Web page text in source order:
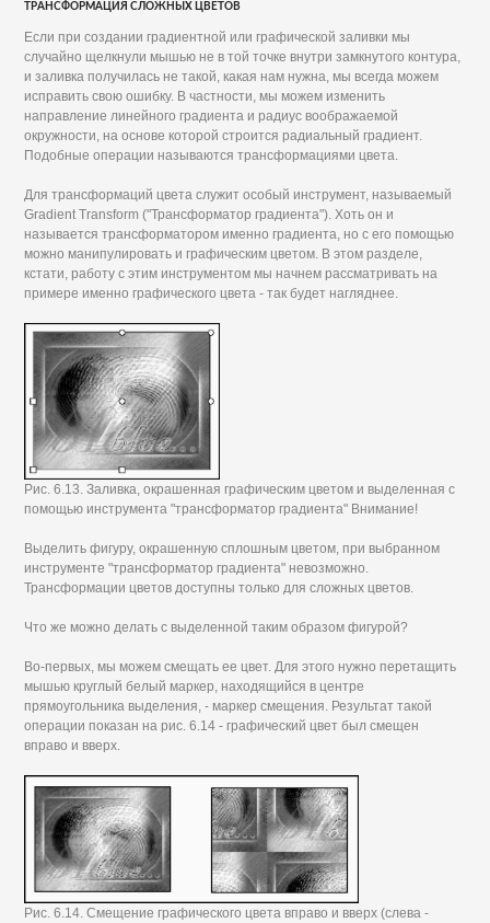
ТРАНСФОРМАЦИЯ СЛОЖНЫХ ЦВЕТОВ
Если при создании градиентной или графической заливки мы
случайно щелкнули мышью не в той точке внутри замкнутого контура,
и заливка получилась не такой, какая нам нужна, мы всегда можем
исправить свою ошибку. В частности, мы можем изменить
направление линейного градиента и радиус воображаемой
окружности, на основе которой строится радиальный градиент.
Подобные операции называются трансформациями цвета.
Для трансформаций цвета служит особый инструмент, называемый
Gradient Transform ("Трансформатор градиента"). Хоть он и
называется трансформатором именно градиента, но с его помощью
можно манипулировать и графическим цветом. В этом разделе,
кстати, работу с этим инструментом мы начнем рассматривать на
примере именно графического цвета - так будет нагляднее.
Рис. 6.13. Заливка, окрашенная графическим цветом и выделенная с
помощью инструмента "трансформатор градиента" Внимание!
Выделить фигуру, окрашенную сплошным цветом, при выбранном
инструменте "трансформатор градиента" невозможно.
Трансформации цветов доступны только для сложных цветов.
Что же можно делать с выделенной таким образом фигурой?
Во-первых, мы можем смещать ее цвет. Для этого нужно перетащить
мышью круглый белый маркер, находящийся в центре
прямоугольника выделения, - маркер смещения. Результат такой
операции показан на рис. 6.14 - графический цвет был смещен
вправо и вверх.
Рис. 6.14. Смещение графического цвета вправо и вверх (слева -